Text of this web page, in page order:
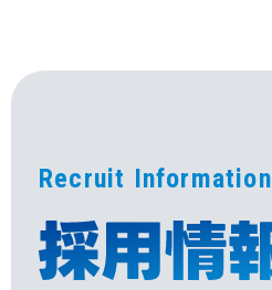
Recruit Information